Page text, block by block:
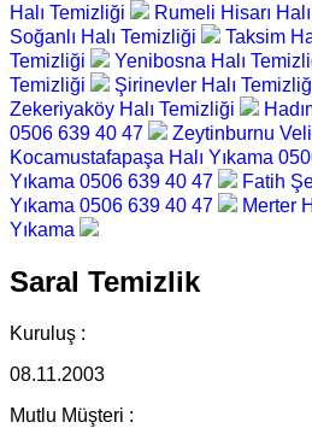
Halı Temizliği
Rumeli Hisarı
Soğanlı Halı Temizliği
Taksim
Temizliği
Yenibosna Halı
Temizliği
Şirinevler Halı
Zekeriyaköy Halı Temizliği
0506 639 40 47
Zeytinburnu
Kocamustafapaşa Halı Yıkama
Yıkama 0506 639 40 47
Fatih
Yıkama 0506 639 40 47
Merter
Yıkama
Saral Temizlik
Kuruluş :
08.11.2003
Mutlu Müşteri :